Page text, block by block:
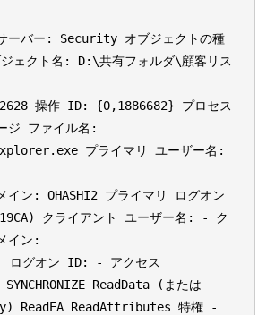
ーバー: Security オブジェクトの種
クト名: D:\共有フォルダ\顧客リス
操作 ID: {0,1886682} プロセス
ファイル名:
プライマリ ユーザー名:
イン: OHASHI2 プライマリ ログオン
クライアント ユーザー名: - ク
イン:
ログオン ID: - アクセス
SYNCHRONIZE ReadData (または
ReadEA ReadAttributes 特権 -